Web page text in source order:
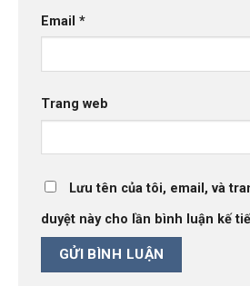
Email *
Trang web
Lưu tên của tôi, email, và
duyệt này cho lần bình luận kế